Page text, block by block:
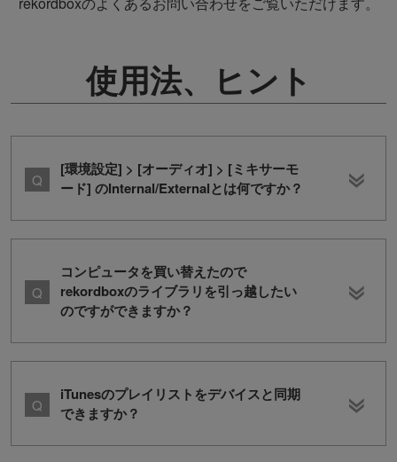
使用法、ヒント
[環境設定] > [オーディオ] > [ミキサーモ
ード] のInternal/Externalとは何ですか？
コンピュータを買い替えたので
rekordboxのライブラリを引っ越したい
のですができますか？
iTunesのプレイリストをデバイスと同期
できますか？